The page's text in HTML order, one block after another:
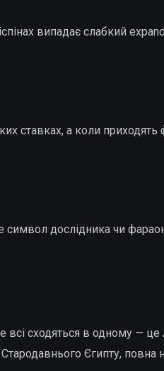
випадає слабкий
а коли приходять
дослідника чи
всі сходяться в одному — це
Єгипту,